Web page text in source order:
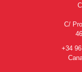
C/
+34